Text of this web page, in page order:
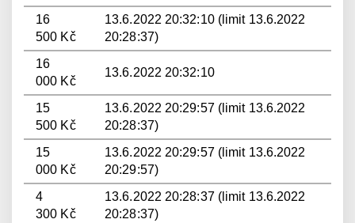
16
500 Kč
13.6.2022 20:32:10 (limit 13.6.2022
20:28:37)
16
000 Kč
13.6.2022 20:32:10
15
500 Kč
13.6.2022 20:29:57 (limit 13.6.2022
20:28:37)
15
000 Kč
13.6.2022 20:29:57 (limit 13.6.2022
20:29:57)
4
300 Kč
13.6.2022 20:28:37 (limit 13.6.2022
20:28:37)